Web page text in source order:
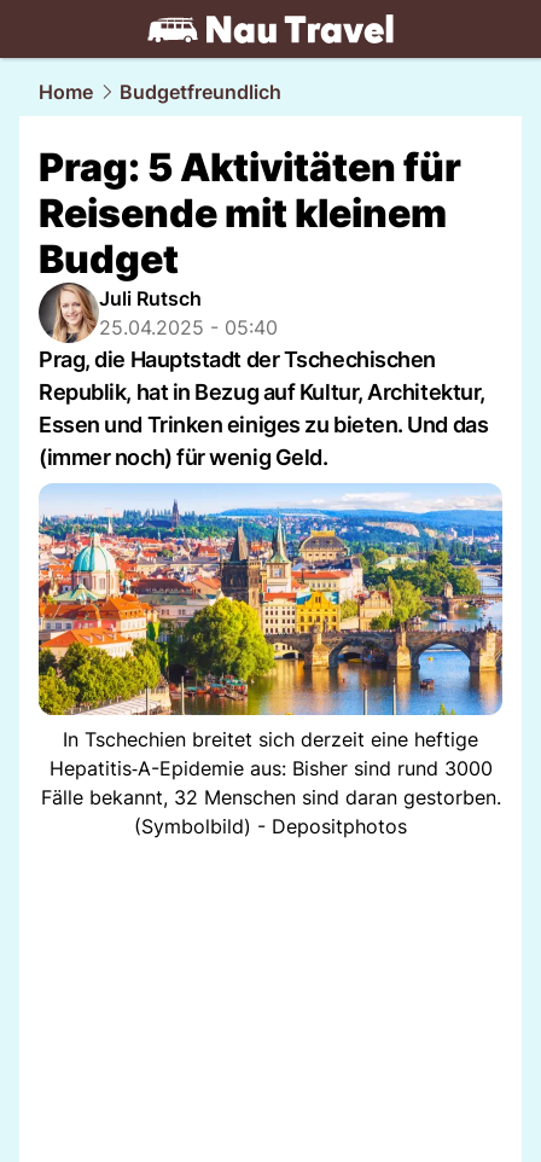
travel.NAU.ch
Home Budgetfreundlich
Prag: 5 Aktivitäten für
Reisende mit kleinem
Budget
Juli Rutsch
25.04.2025 - 05:40
Prag, die Hauptstadt der Tschechischen
Republik, hat in Bezug auf Kultur, Architektur,
Essen und Trinken einiges zu bieten. Und das
(immer noch) für wenig Geld.
In Tschechien breitet sich derzeit eine heftige
Hepatitis‑A-Epidemie aus: Bisher sind rund 3000
Fälle bekannt, 32 Menschen sind daran gestorben.
(Symbolbild) - Depositphotos